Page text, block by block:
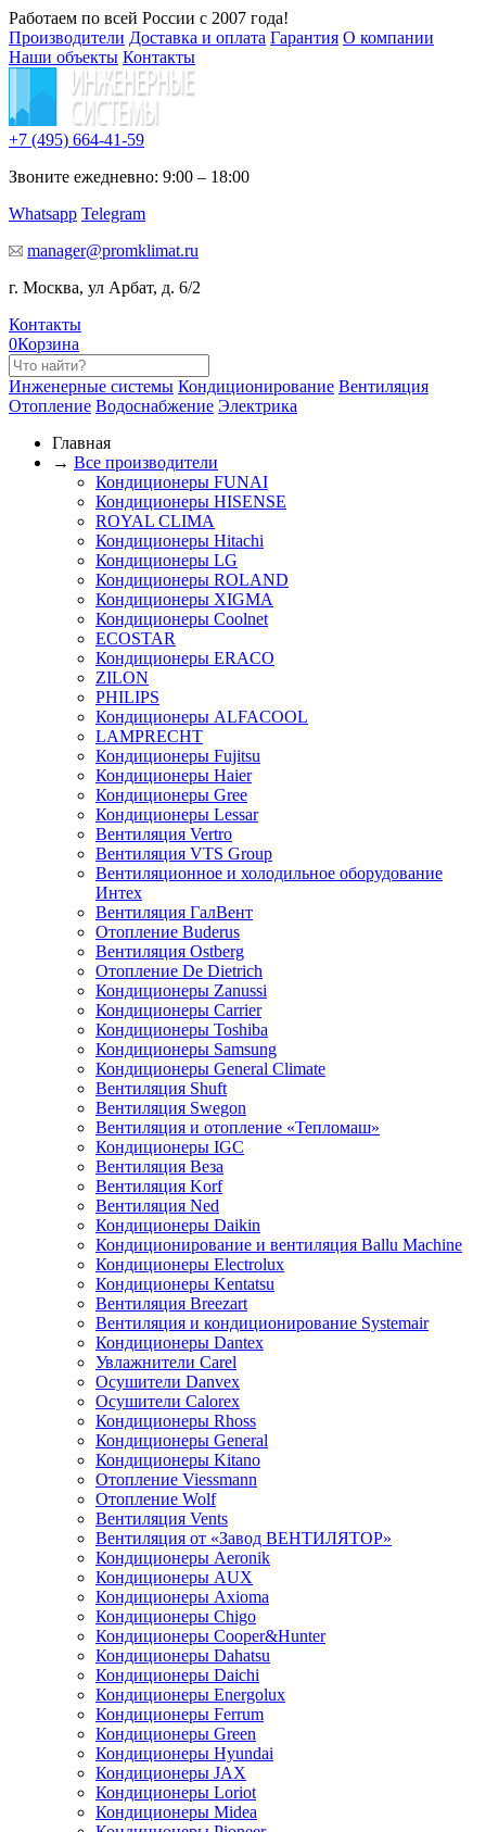
Работаем по всей России с 2007 года!
Производители Доставка и оплата Гарантия О компании
Наши объекты Контакты
+7 (495) 664-41-59
Звоните ежедневно: 9:00 – 18:00
Whatsapp Telegram
manager@promklimat.ru
г. Москва, ул Арбат, д. 6/2
Контакты
0Корзина
Инженерные системы Кондиционирование Вентиляция
Отопление Водоснабжение Электрика
Главная
→ Все производители
Кондиционеры FUNAI
Кондиционеры HISENSE
ROYAL CLIMA
Кондиционеры Hitachi
Кондиционеры LG
Кондиционеры ROLAND
Кондиционеры XIGMA
Кондиционеры Coolnet
ECOSTAR
Кондиционеры ERACO
ZILON
PHILIPS
Кондиционеры ALFACOOL
LAMPRECHT
Кондиционеры Fujitsu
Кондиционеры Haier
Кондиционеры Gree
Кондиционеры Lessar
Вентиляция Vertro
Вентиляция VTS Group
Вентиляционное и холодильное оборудование
Интех
Вентиляция ГалВент
Отопление Buderus
Вентиляция Ostberg
Отопление De Dietrich
Кондиционеры Zanussi
Кондиционеры Carrier
Кондиционеры Toshiba
Кондиционеры Samsung
Кондиционеры General Climate
Вентиляция Shuft
Вентиляция Swegon
Вентиляция и отопление «Тепломаш»
Кондиционеры IGC
Вентиляция Веза
Вентиляция Korf
Вентиляция Ned
Кондиционеры Daikin
Кондиционирование и вентиляция Ballu Machine
Кондиционеры Electrolux
Кондиционеры Kentatsu
Вентиляция Breezart
Вентиляция и кондиционирование Systemair
Кондиционеры Dantex
Увлажнители Carel
Осушители Danvex
Осушители Calorex
Кондиционеры Rhoss
Кондиционеры General
Кондиционеры Kitano
Отопление Viessmann
Отопление Wolf
Вентиляция Vents
Вентиляция от «Завод ВЕНТИЛЯТОР»
Кондиционеры Aeronik
Кондиционеры AUX
Кондиционеры Axioma
Кондиционеры Chigo
Кондиционеры Cooper&Hunter
Кондиционеры Dahatsu
Кондиционеры Daichi
Кондиционеры Energolux
Кондиционеры Ferrum
Кондиционеры Green
Кондиционеры Hyundai
Кондиционеры JAX
Кондиционеры Loriot
Кондиционеры Midea